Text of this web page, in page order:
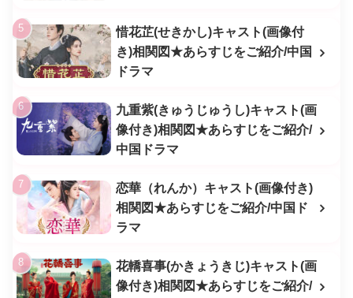
惜花芷(せきかし)キャスト(画像付
き)相関図★あらすじをご紹介/中国
ドラマ
九重紫(きゅうじゅうし)キャスト(画
像付き)相関図★あらすじをご紹介/
中国ドラマ
恋華（れんか）キャスト(画像付き)
相関図★あらすじをご紹介/中国ド
ラマ
花轎喜事(かきょうきじ)キャスト(画
像付き)相関図★あらすじをご紹介/